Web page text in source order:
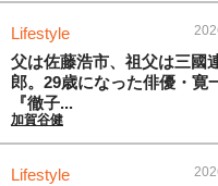
Lifestyle
父は佐藤浩市、祖父は三國
郎。29歳になった俳優・寛
『徹子...
加賀谷健
Lifestyle